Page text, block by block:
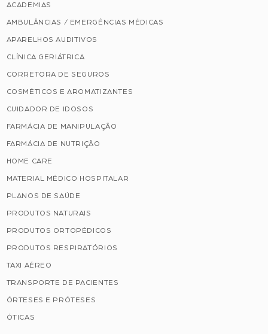
ACADEMIAS
AMBULÂNCIAS / EMERGÊNCIAS MÉDICAS
APARELHOS AUDITIVOS
CLÍNICA GERIÁTRICA
CORRETORA DE SEGUROS
COSMÉTICOS E AROMATIZANTES
CUIDADOR DE IDOSOS
FARMÁCIA DE MANIPULAÇÃO
FARMÁCIA DE NUTRIÇÃO
HOME CARE
MATERIAL MÉDICO HOSPITALAR
PLANOS DE SAÚDE
PRODUTOS NATURAIS
PRODUTOS ORTOPÉDICOS
PRODUTOS RESPIRATÓRIOS
TAXI AÉREO
TRANSPORTE DE PACIENTES
ÓRTESES E PRÓTESES
ÓTICAS